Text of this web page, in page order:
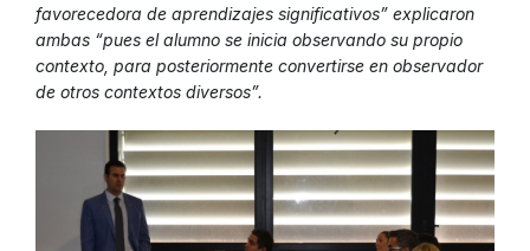
favorecedora de aprendizajes significativos” explicaron
ambas “pues el alumno se inicia observando su propio
contexto, para posteriormente convertirse en observador
de otros contextos diversos”.